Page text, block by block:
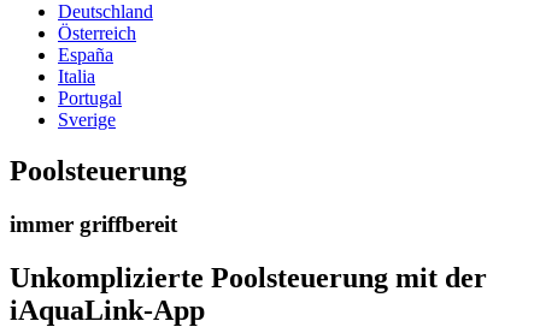
Deutschland
Österreich
España
Italia
Portugal
Sverige
Poolsteuerung
immer griffbereit
Unkomplizierte Poolsteuerung mit der
iAquaLink-App